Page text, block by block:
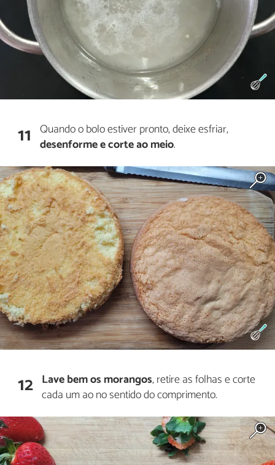
11 Quando o bolo estiver pronto, deixe esfriar,
desenforme e corte ao meio.
12 Lave bem os morangos, retire as folhas e corte
cada um ao no sentido do comprimento.